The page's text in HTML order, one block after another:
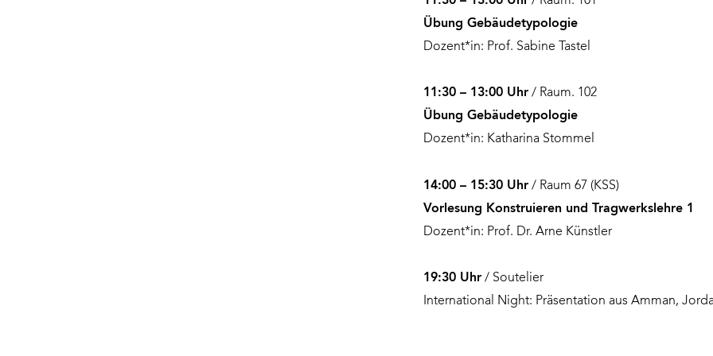
Übung Gebäudetypologie
Dozent*in: Prof. Sabine Tastel
11:30 – 13:00 Uhr / Raum. 102
Übung Gebäudetypologie
Dozent*in: Katharina Stommel
14:00 – 15:30 Uhr / Raum 67 (KSS)
Vorlesung Konstruieren und Tragwerkslehre 1
Dozent*in: Prof. Dr. Arne Künstler
19:30 Uhr / Soutelier
International Night: Präsentation aus Amman,